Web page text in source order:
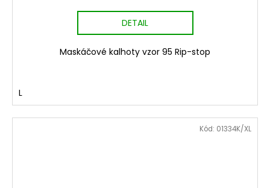
DETAIL
Maskáčové kalhoty vzor 95 Rip-stop
L
Kód: 01334K/XL